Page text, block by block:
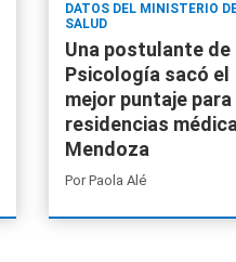
DATOS DEL MINISTERIO
SALUD
Una postulante de
Psicología sacó el
mejor puntaje
residencias
Mendoza
PorPaola Alé